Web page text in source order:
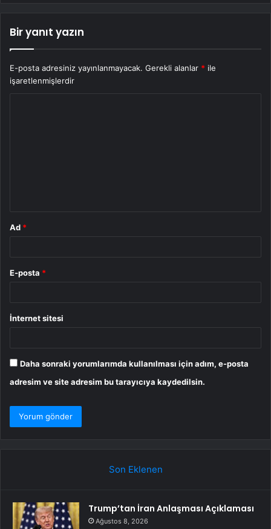
Bir yanıt yazın
E-posta adresiniz yayınlanmayacak. Gerekli alanlar * ile
işaretlenmişlerdir
Ad *
E-posta *
İnternet sitesi
Daha sonraki yorumlarımda kullanılması için adım, e-posta
adresim ve site adresim bu tarayıcıya kaydedilsin.
Son Eklenen
Trump’tan İran Anlaşması Açıklaması
Ağustos 8, 2026